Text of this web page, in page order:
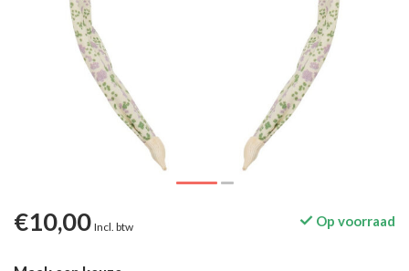
€10,00 Incl. btw Op voorraad